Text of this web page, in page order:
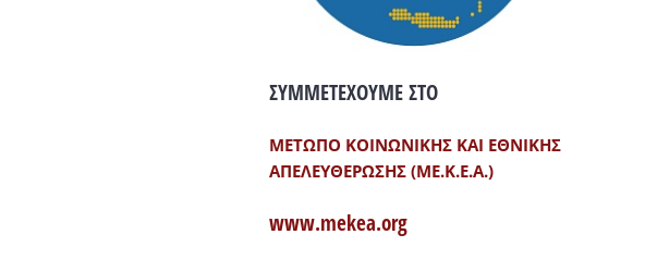
ΣΥΜΜΕΤΕΧΟΥΜΕ ΣΤΟ
ΜΕΤΩΠΟ ΚΟΙΝΩΝΙΚΗΣ ΚΑΙ ΕΘΝΙΚΗΣ
ΑΠΕΛΕΥΘΕΡΩΣΗΣ (ΜΕ.Κ.Ε.Α.)
www.mekea.org